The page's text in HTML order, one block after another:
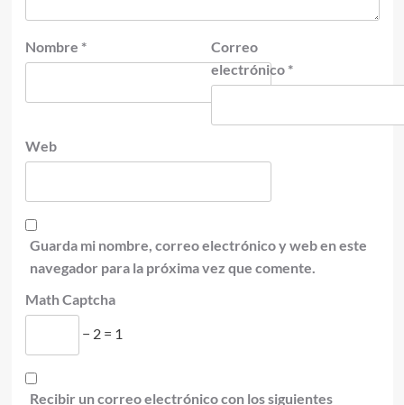
Nombre *
Correo
electrónico *
Web
Guarda mi nombre, correo electrónico y web en este
navegador para la próxima vez que comente.
Math Captcha
− 2 = 1
Recibir un correo electrónico con los siguientes